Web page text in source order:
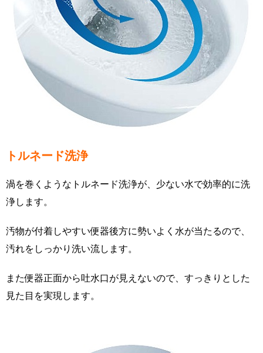
トルネード洗浄
渦を巻くようなトルネード洗浄が、少ない水で効率的に洗
浄します。
汚物が付着しやすい便器後方に勢いよく水が当たるので、
汚れをしっかり洗い流します。
また便器正面から吐水口が見えないので、すっきりとした
見た目を実現します。